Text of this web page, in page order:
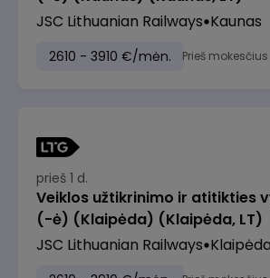
JSC Lithuanian Railways Kaunas
2610 - 3910 €/mėn. Prieš mokesčius
prieš 1 d.
Veiklos užtikrinimo ir atitikties
(-ė) (Klaipėda) (Klaipėda, LT)
JSC Lithuanian Railways Klaipėda